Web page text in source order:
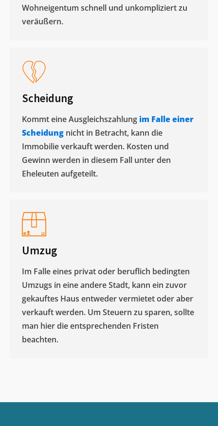
Wohneigentum schnell und unkompliziert zu
veräußern. ​
Scheidung
Kommt eine Ausgleichszahlung im Falle einer
Scheidung nicht in Betracht, kann die
Immobilie verkauft werden. Kosten und
Gewinn werden in diesem Fall unter den
Eheleuten aufgeteilt.​
Umzug
Im Falle eines privat oder beruflich bedingten
Umzugs in eine andere Stadt, kann ein zuvor
gekauftes Haus entweder vermietet oder aber
verkauft werden. Um Steuern zu sparen, sollte
man hier die entsprechenden Fristen
beachten.